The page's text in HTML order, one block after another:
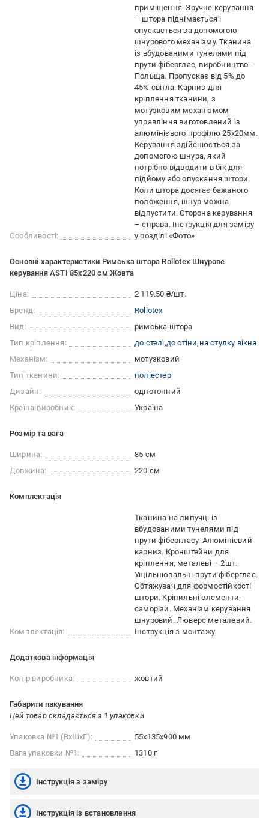
Особливості:
приміщення. Зручне керування
– штора піднімається і
опускається за допомогою
шнурового механізму. Тканина
із вбудованими тунелями під
прути фіберглас, виробництво -
Польща. Пропускає від 5% до
45% світла. Карниз для
кріплення тканини, з
мотузковим механізмом
управління виготовлений із
алюмінієвого профілю 25х20мм.
Керування здійснюється за
допомогою шнура, який
потрібно відводити в бік для
підйому або опускання штори.
Коли штора досягає бажаного
положення, шнур можна
відпустити. Сторона керування
– справа. Інструкція для заміру
у розділі «Фото»
Основні характеристики Римська штора Rollotex Шнурове
керування ASTI 85x220 см Жовта
Ціна:
2 119.50 ₴/шт.
Бренд:
Rollotex
Вид:
римська штора
Тип кріплення:
до стелі до стіни на стулку вікна
Механізм:
мотузковий
Тип тканини:
поліестер
Дизайн:
однотонний
Країна-виробник:
Україна
Розмір та вага
Ширина:
85 см
Довжина:
220 см
Комплектація
Комплектація:
Тканина на липучці із
вбудованими тунелями під
прути фібергласу. Алюмінієвий
карниз. Кронштейни для
кріплення, металеві – 2шт.
Ущільнювальні прути фіберглас.
Обтяжувач для формостійкості
штори. Кріпильні елементи-
саморізи. Механізм керування
шнуровий. Люверс металевий.
Інструкція з монтажу
Додаткова інформація
Колір виробника: жовтий
Габарити пакування
Цей товар складається з 1 упаковки
Упаковка №1 (ВхШхГ):
55x135x900 мм
Вага упаковки №1:
1310 г
Інструкція з заміру
Інструкція із встановлення